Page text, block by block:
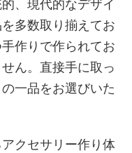
、現代的なデザイ
多数取り揃えてお
作りで作られてお
ん。直接手に取っ
一品をお選びいた
クセサリー作り体